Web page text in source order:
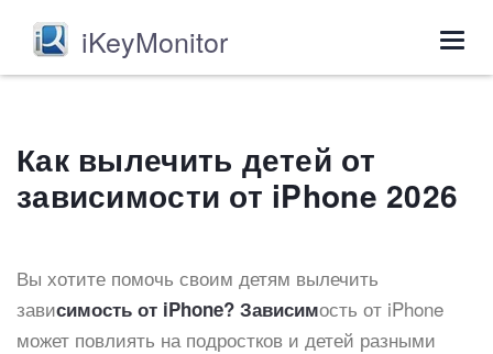
iKeyMonitor
Как вылечить детей от
зависимости от iPhone 2026
Вы хотите помочь своим детям вылечить
зависимость от iPhone? Зависимость от iPhone
может повлиять на подростков и детей разными